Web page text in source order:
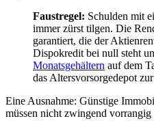
Faustregel: Schulden mit
immer zürst tilgen. Die
garantiert, die der
Dispokredit bei null steht
Monatsgehältern auf dem
das Altersvorsorgedepot
Eine Ausnahme: Günstige
müssen nicht zwingend